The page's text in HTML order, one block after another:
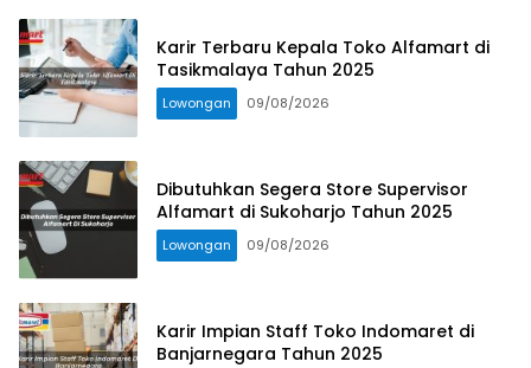
Karir Terbaru Kepala Toko Alfamart di
Tasikmalaya Tahun 2025
Lowongan 09/08/2026
Dibutuhkan Segera Store Supervisor
Alfamart di Sukoharjo Tahun 2025
Lowongan 09/08/2026
Karir Impian Staff Toko Indomaret di
Banjarnegara Tahun 2025